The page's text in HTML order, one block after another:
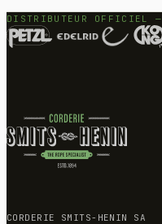
DISTRIBUTEUR OFFICIEL —
CORDERIE SMITS-HENIN SA